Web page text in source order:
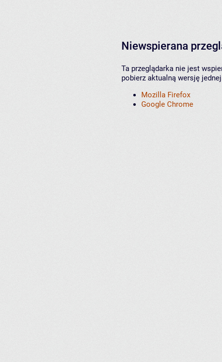
Niewspierana
Ta przeglądarka nie jest
pobierz aktualną wersję
Mozilla Firefox
Google Chrome